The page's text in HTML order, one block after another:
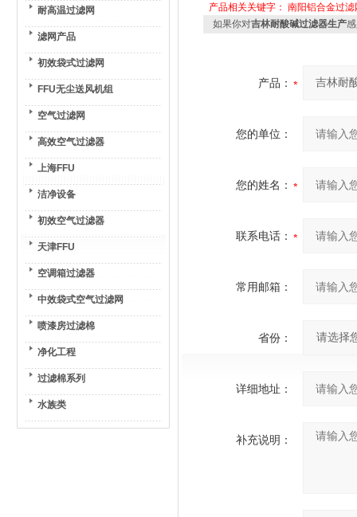
耐高温过滤网
滤网产品
初效袋式过滤网
FFU无尘送风机组
空气过滤网
高效空气过滤器
上海FFU
洁净设备
初效空气过滤器
天津FFU
空调箱过滤器
中效袋式空气过滤网
喷漆房过滤棉
净化工程
过滤棉系列
水族类
产品相关关键字： 南阳铝合金过滤
如果你对吉林耐酸碱过滤器生产
产品：
您的单位：
您的姓名：
联系电话：
常用邮箱：
省份：
详细地址：
补充说明：